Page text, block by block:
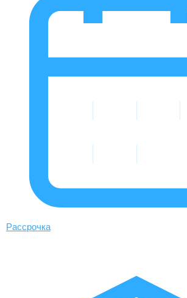
Рассрочка